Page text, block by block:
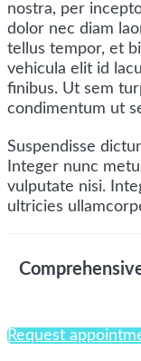
nostra, per
dolor nec diam
tellus tempor, et
vehicula elit id
finibus. Ut sem
condimentum ut
Suspendisse
Integer nunc
vulputate nisi.
ultricies
Request